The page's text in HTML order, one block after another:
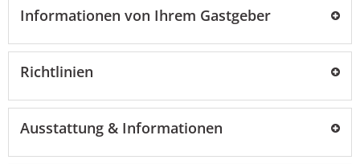
Informationen von Ihrem Gastgeber
Richtlinien
Ausstattung & Informationen